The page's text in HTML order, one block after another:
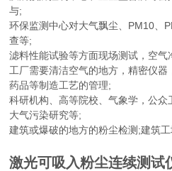
与;
环保监测中心对大气飘尘、PM10、
查等;
滤料性能试验等方面现场测试，空气
工厂需要清洁空气的地方，精密仪器
药品等制造工艺的管理;
科研机构、高等院校、气象学，公众
大气污染研究等;
建筑或爆破的地方的粉尘检测;建筑
激光可吸入粉尘连续测试